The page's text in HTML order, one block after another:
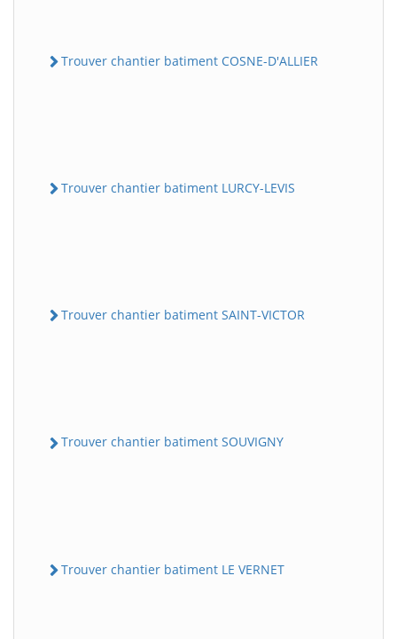
Trouver chantier batiment COSNE-D'ALLIER
Trouver chantier batiment LURCY-LEVIS
Trouver chantier batiment SAINT-VICTOR
Trouver chantier batiment SOUVIGNY
Trouver chantier batiment LE VERNET